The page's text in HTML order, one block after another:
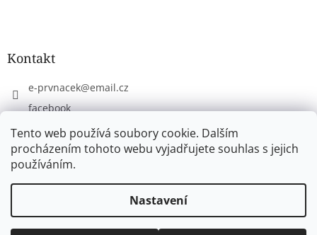
Tento web používá soubory cookie. Dalším
procházením tohoto webu vyjadřujete souhlas s jejich
používáním.
Nastavení
Kontakt
e-prvnacek@email.cz
facebook
eprvnacek